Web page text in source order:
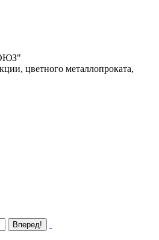
цветного металлопроката,